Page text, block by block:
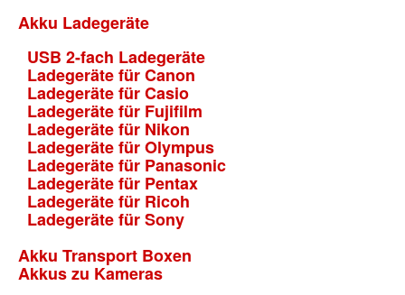
Akku Ladegeräte
USB 2-fach Ladegeräte
Ladegeräte für Canon
Ladegeräte für Casio
Ladegeräte für Fujifilm
Ladegeräte für Nikon
Ladegeräte für Olympus
Ladegeräte für Panasonic
Ladegeräte für Pentax
Ladegeräte für Ricoh
Ladegeräte für Sony
Akku Transport Boxen
Akkus zu Kameras